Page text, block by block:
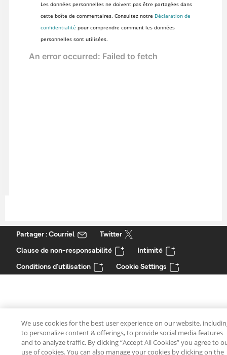
Les données personnelles ne doivent pas être partagées dans
cette boîte de commentaires. Consultez notre Déclaration de
confidentialité pour comprendre comment les données
personnelles sont utilisées.
Partager : Courriel
Twitter
Clause de non-responsabilité
Intimité
Conditions d'utilisation
Cookie Settings
We use cookies for the best user experience on our website,
to personalize content & offerings, to provide social media features
and to analyze traffic. By clicking “Accept All Cookies” you agree to
use of cookies. You can also manage your cookies by clicking on the